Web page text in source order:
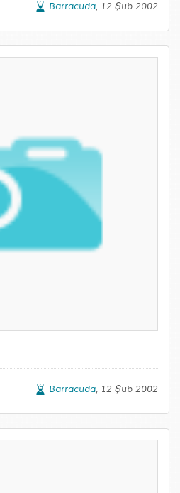
Barracuda, 12 Şub 2002
Barracuda, 12 Şub 2002